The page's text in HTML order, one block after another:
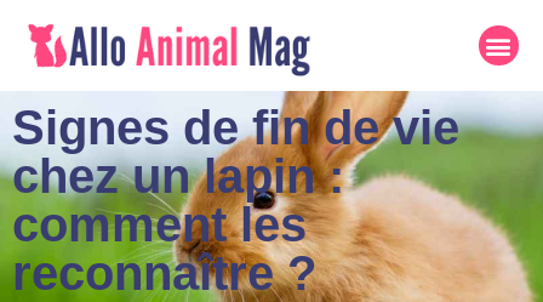
Signes de fin de vie
chez un lapin :
comment les
reconnaître ?